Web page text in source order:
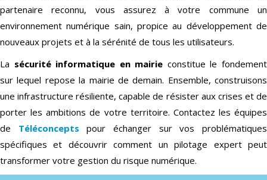
partenaire reconnu, vous assurez à votre commune un
environnement numérique sain, propice au développement de
nouveaux projets et à la sérénité de tous les utilisateurs.
La sécurité informatique en mairie constitue le fondement
sur lequel repose la mairie de demain. Ensemble, construisons
une infrastructure résiliente, capable de résister aux crises et de
porter les ambitions de votre territoire. Contactez les équipes
de Téléconcepts pour échanger sur vos problématiques
spécifiques et découvrir comment un pilotage expert peut
transformer votre gestion du risque numérique.